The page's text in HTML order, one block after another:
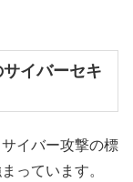
イバーセキ
イバー攻撃の標
っています。